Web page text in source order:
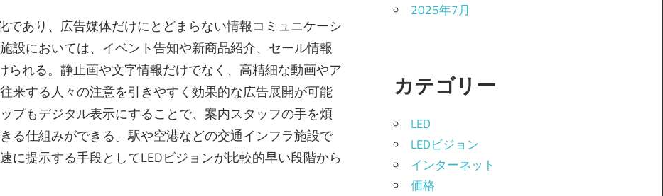
であり、広告媒体だけにとどまらない情報コミュニケーシ
設においては、イベント告知や新商品紹介、セール情報
られる。静止画や文字情報だけでなく、高精細な動画やア
来する人々の注意を引きやすく効果的な広告展開が可能
プもデジタル表示にすることで、案内スタッフの手を煩
る仕組みができる。駅や空港などの交通インフラ施設で
に提示する手段としてLEDビジョンが比較的早い段階から
2025年7月
カテゴリー
LED
LEDビジョン
インターネット
価格